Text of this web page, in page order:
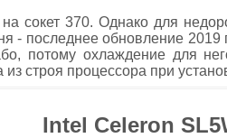
сокет 370. Однако для
- последнее обновление
потому охлаждение для
строя процессора при
Intel Celeron